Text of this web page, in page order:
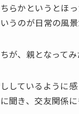
らかというとほ
うのが日常の風景
が、親となって
しているように
聞き、交友関係